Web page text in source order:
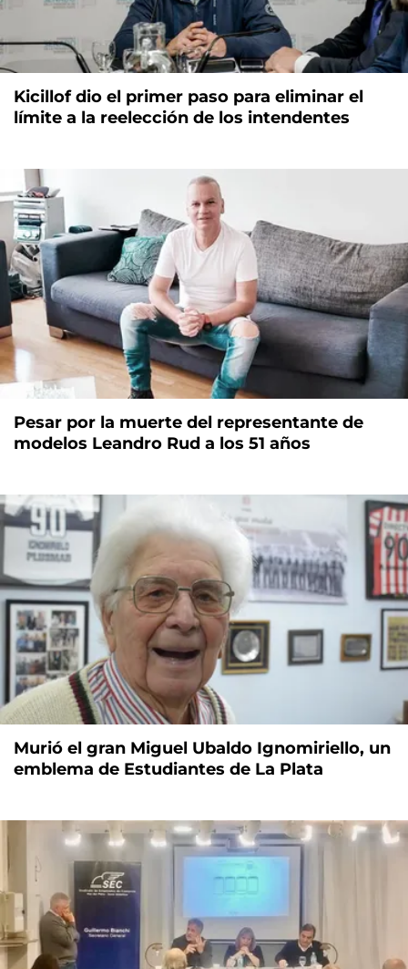
Kicillof dio el primer paso para eliminar el
límite a la reelección de los intendentes
Pesar por la muerte del representante de
modelos Leandro Rud a los 51 años
Murió el gran Miguel Ubaldo Ignomiriello, un
emblema de Estudiantes de La Plata